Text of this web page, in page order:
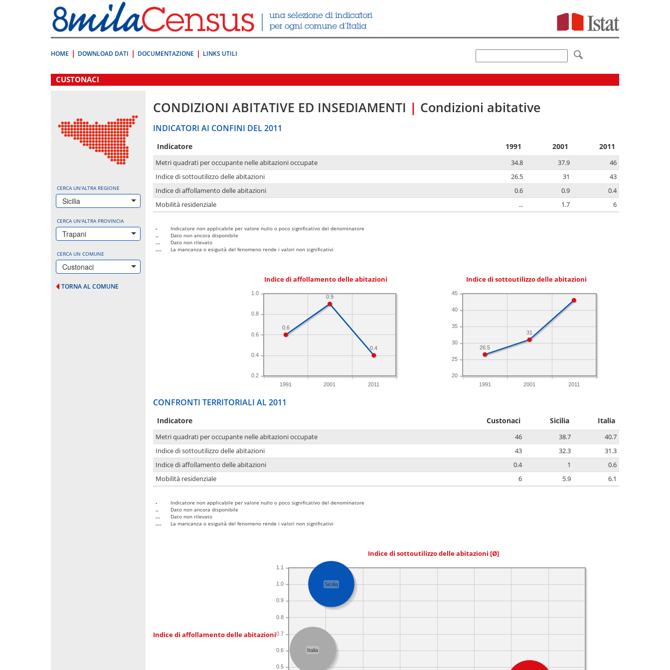
direttamente
a:
Contenuto
HOME DOWNLOAD DATI DOCUMENTAZIONE LINKS UTILI
.
CUSTONACI
CERCA UN'ALTRA REGIONE
Sicilia
CERCA UN'ALTRA PROVINCIA
Trapani
CERCA UN COMUNE
Custonaci
TORNA AL COMUNE
CONDIZIONI ABITATIVE ED INSEDIAMENTI | Condizioni abitative
INDICATORI AI CONFINI DEL 2011
Indicatore 1991 2001 2011
Metri quadrati per occupante nelle abitazioni occupate 34.8 37.9
46
Indice di sottoutilizzo delle abitazioni
26.5 31
43
Indice di affollamento delle abitazioni
0.6 0.9
0.4
Mobilità residenziale
... 1.7 6
-
Indicatore non applicabile per valore nullo o poco significativo del denominatore
..
Dato non ancora disponibile
...
Dato non rilevato
....
La mancanza o esiguità del fenomeno rende i valori non significativi
Indice di affollamento delle abitazioni
1991 2001 2011
0.2
0.4
0.6
0.8
1.0
0.4
0.9
0.6
Indice di sottoutilizzo delle abitazioni
1991 2001 2011
20
25
30
35
40
45
31
26.5
CONFRONTI TERRITORIALI AL 2011
Indicatore Custonaci Sicilia Italia
Metri quadrati per occupante nelle abitazioni occupate 46 38.7
40.7
Indice di sottoutilizzo delle abitazioni
43 32.3
31.3
Indice di affollamento delle abitazioni
0.4 1
0.6
Mobilità residenziale
6 5.9 6.1
-
Indicatore non applicabile per valore nullo o poco significativo del denominatore
..
Dato non ancora disponibile
...
Dato non rilevato
....
La mancanza o esiguità del fenomeno rende i valori non significativi
Indice di sottoutilizzo delle abitazioni [Ø]
Indice di affollamento delle abitazioni
0.5
0.6
0.7
0.8
0.9
1.0
1.1
Sicilia
Italia